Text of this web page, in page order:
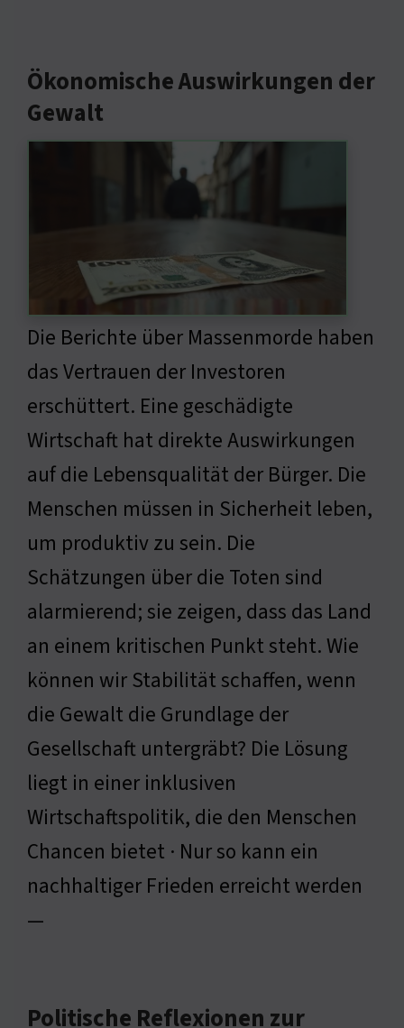
Ökonomische Auswirkungen der
Gewalt
Die Berichte über Massenmorde haben
das Vertrauen der Investoren
erschüttert. Eine geschädigte
Wirtschaft hat direkte Auswirkungen
auf die Lebensqualität der Bürger. Die
Menschen müssen in Sicherheit leben,
um produktiv zu sein. Die
Schätzungen über die Toten sind
alarmierend; sie zeigen, dass das Land
an einem kritischen Punkt steht. Wie
können wir Stabilität schaffen, wenn
die Gewalt die Grundlage der
Gesellschaft untergräbt? Die Lösung
liegt in einer inklusiven
Wirtschaftspolitik, die den Menschen
Chancen bietet · Nur so kann ein
nachhaltiger Frieden erreicht werden
—
Politische Reflexionen zur